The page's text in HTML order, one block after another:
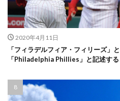
2020年4月11日
「フィラデルフィア・フィリーズ」
「Philadelphia Phillies」と記述する